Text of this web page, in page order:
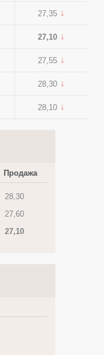
27,35
27,10
27,55
28,30
28,10
Продажа
28,30
27,60
27,10